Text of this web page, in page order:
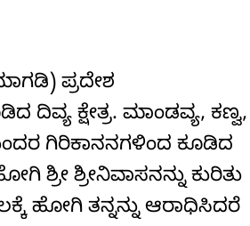
ಪ್ರದೇಶ
ಕ್ಷೇತ್ರ. ಮಾಂಡವ್ಯ, ಕಣ್ವ,
ಗಿರಿಕಾನನಗಳಿಂದ ಕೂಡಿದ
ಶ್ರೀನಿವಾಸನನ್ನು ಕುರಿತು
ಹೋಗಿ ತನ್ನನ್ನು ಆರಾಧಿಸಿದರೆ